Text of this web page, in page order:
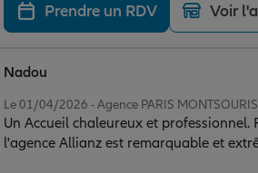
Prendre un RDV Voir
Le 01/04/2026 - Agence PARIS MONTSOURIS
Un Accueil chaleureux et professionnel.
l'agence Allianz est remarquable et extrêmement gentille. Cela me réconcilie avec le monde des assurances
Nadou